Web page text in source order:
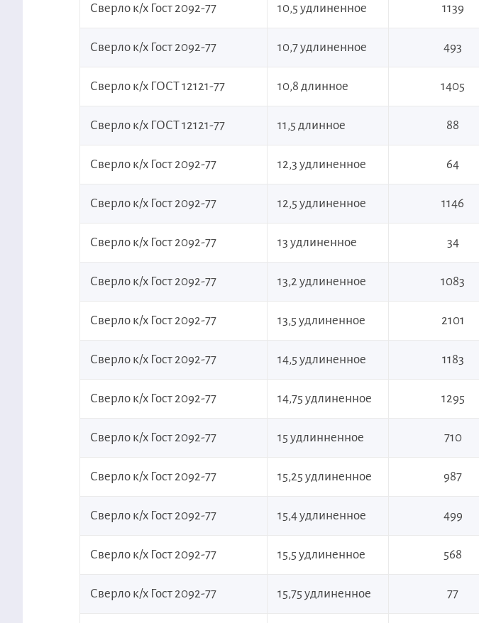
Сверло к/х Гост 2092-77 10,5 удлиненное 1139
Сверло к/х Гост 2092-77 10,7 удлиненное 493
Сверло к/х ГОСТ 12121-77 10,8 длинное 1405
Сверло к/х ГОСТ 12121-77 11,5 длинное 88
Сверло к/х Гост 2092-77 12,3 удлиненное 64
Сверло к/х Гост 2092-77 12,5 удлиненное 1146
Сверло к/х Гост 2092-77 13 удлиненное 34
Сверло к/х Гост 2092-77 13,2 удлиненное 1083
Сверло к/х Гост 2092-77 13,5 удлиненное 2101
Сверло к/х Гост 2092-77 14,5 удлиненное 1183
Сверло к/х Гост 2092-77 14,75 удлиненное 1295
Сверло к/х Гост 2092-77 15 удлинненное 710
Сверло к/х Гост 2092-77 15,25 удлиненное 987
Сверло к/х Гост 2092-77 15,4 удлиненное 499
Сверло к/х Гост 2092-77 15,5 удлиненное 568
Сверло к/х Гост 2092-77 15,75 удлиненное 77